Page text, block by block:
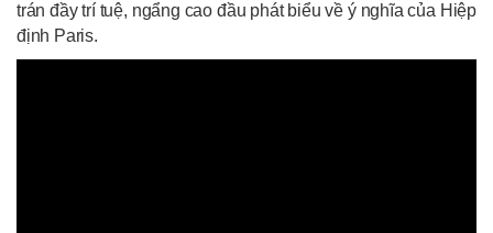
trán đầy trí tuệ, ngẩng cao đầu phát biểu về ý nghĩa của Hiệp
định Paris.